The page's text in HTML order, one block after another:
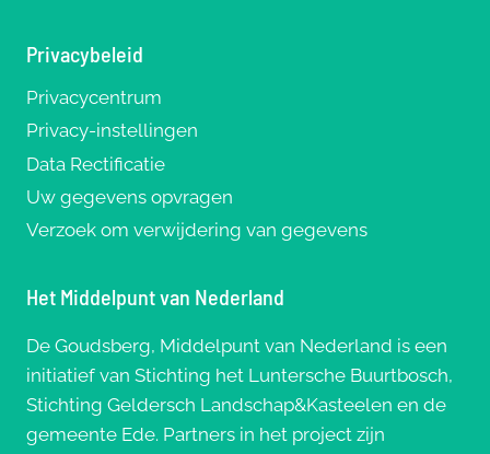
Privacybeleid
Privacycentrum
Privacy-instellingen
Data Rectificatie
Uw gegevens opvragen
Verzoek om verwijdering van gegevens
Het Middelpunt van Nederland
De Goudsberg, Middelpunt van Nederland is een
initiatief van Stichting het Luntersche Buurtbosch,
Stichting Geldersch Landschap&Kasteelen en de
gemeente Ede. Partners in het project zijn